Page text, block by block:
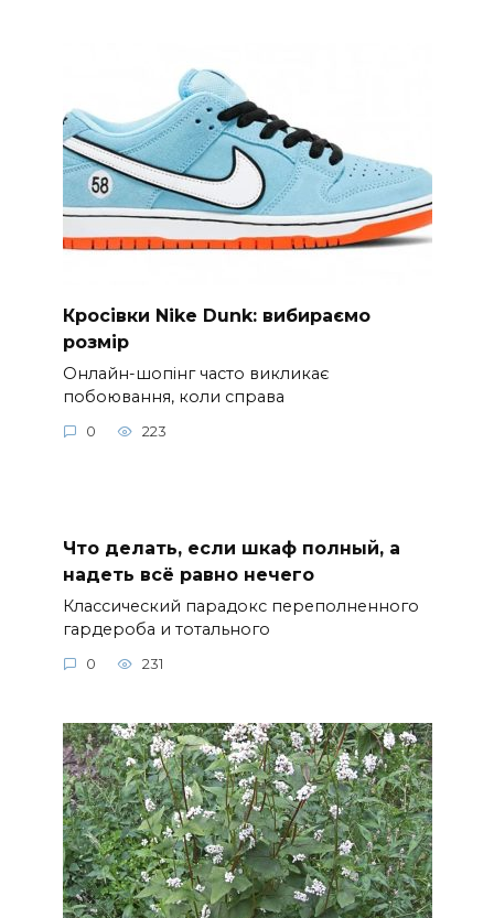
Кросівки Nike Dunk: вибираємо
розмір
Онлайн-шопінг часто викликає
побоювання, коли справа
0 223
Что делать, если шкаф полный, а
надеть всё равно нечего
Классический парадокс переполненного
гардероба и тотального
0 231